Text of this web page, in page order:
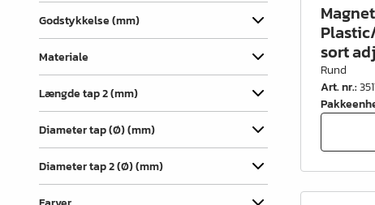
Trådvarer
Køkken- & badindretning
Garderobeindretning &
tilbehør
Bøjlerør- & holdere
Kontorindretning
Godstykkelse (mm)
Materiale
Længde tap 2 (mm)
Diameter tap (Ø) (mm)
Diameter tap 2 (Ø) (mm)
sort
Rund
Art. nr.: